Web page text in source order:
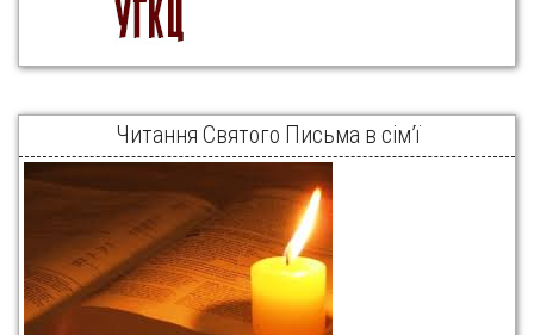
Читання Святого Письма в сім’ї